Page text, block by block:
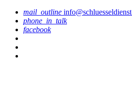
mail_outline
phone_in_talk
facebook